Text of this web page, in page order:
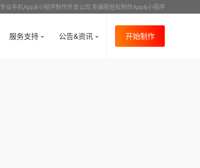
专业手机App&小程序制作开发公司,免编程轻松制作App&小程序
服务支持 公告&资讯 开始制作